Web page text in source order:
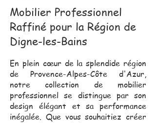
Mobilier Professionnel
Raffiné pour la Région de
Digne-les-Bains
En plein cœur de la splendide région
de Provence-Alpes-Côte d'Azur,
notre collection de mobilier
professionnel se distingue par son
design élégant et sa performance
inégalée. Que vous souhaitiez créer